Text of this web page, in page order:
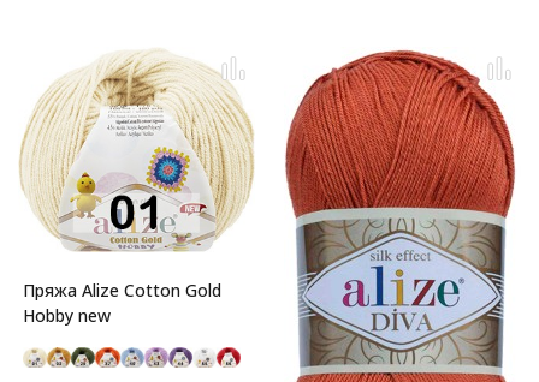
Пряжа Alize Cotton Gold
Hobby new